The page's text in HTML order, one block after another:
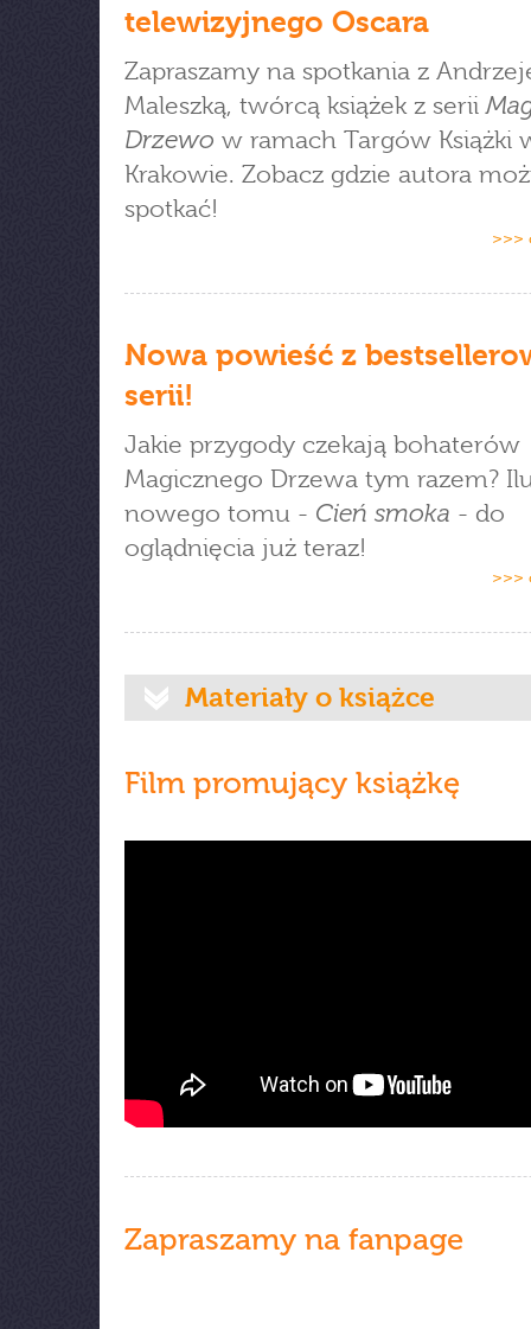
telewizyjnego Oscara
Zapraszamy na spotkania z
Maleszką, twórcą książek z serii
Drzewo w ramach Targów Książki
Krakowie. Zobacz gdzie autora
spotkać!
>>>
Nowa powieść z
serii!
Jakie przygody czekają bohaterów
Magicznego Drzewa tym razem?
nowego tomu - Cień smoka - do
oglądnięcia już teraz!
>>>
Materiały o książce
Film promujący książkę
Zapraszamy na fanpage